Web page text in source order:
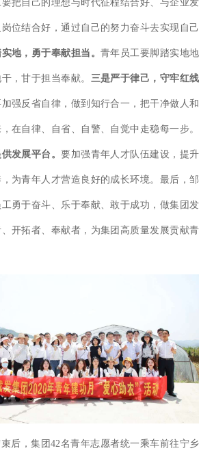
把自己的理想与时代征程结合好、与企业发
位结合好，通过自己的努力奋斗去实现自己
地，勇于奉献担当。青年员工要脚踏实地地
，甘于担当奉献。 三是严于律己，守牢红线
强反省自律，做到知行合一，把干净做人和
在自律、自省、自警、自觉中走稳每一步。
发展平台。要加强青年人才队伍建设，提升
为青年人才营造良好的成长环境。最后，邹
勇于奋斗、乐于奉献、敢于成功，做集团发
开拓者、奉献者，为集团高质量发展贡献青
后，集团42名青年志愿者统一乘车前往宁乡